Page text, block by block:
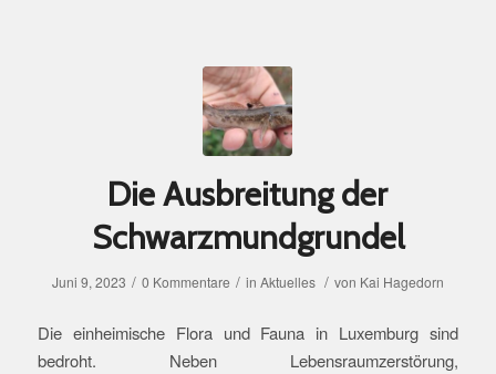
Die Ausbreitung der
Schwarzmundgrundel
Juni 9, 2023 / 0 Kommentare / in Aktuelles / von Kai Hagedorn
Die einheimische Flora und Fauna in Luxemburg sind
bedroht. Neben Lebensraumzerstörung,